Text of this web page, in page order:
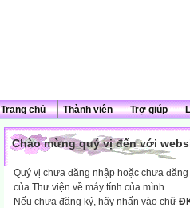
Trang chủ Thành viên Trợ giúp
Chào mừng quý vị đến với
Quý vị chưa đăng nhập hoặc chưa
của Thư viện về máy tính của mình.
Nếu chưa đăng ký, hãy nhấn vào chữ